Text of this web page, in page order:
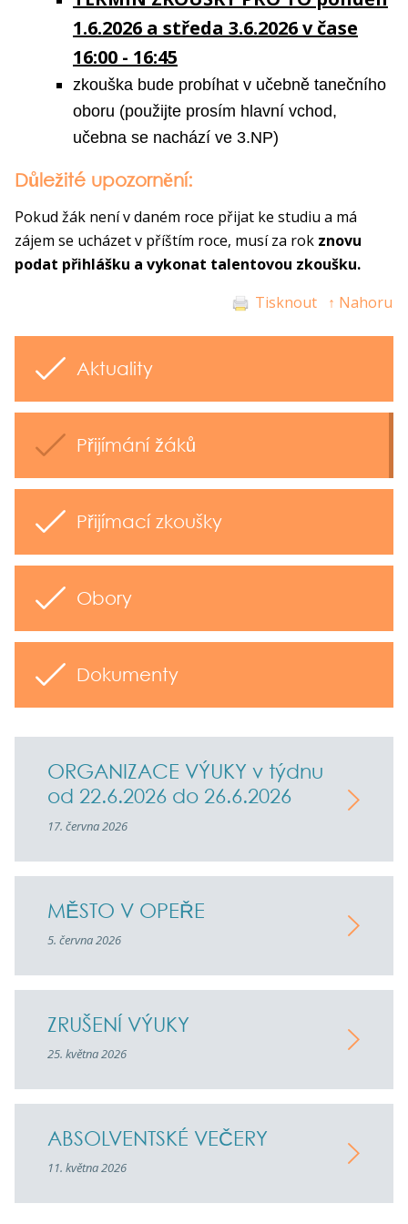
1.6.2026 a středa 3.6.2026 v čase
16:00 - 16:45
zkouška bude probíhat v učebně tanečního
oboru (použijte prosím hlavní vchod,
učebna se nachází ve 3.NP)
Důležité upozornění:
Pokud žák není v daném roce přijat ke studiu a má
zájem se ucházet v příštím roce, musí za rok znovu
podat přihlášku a vykonat talentovou zkoušku.
Tisknout
↑ Nahoru
Aktuality
Přijímání žáků
Přijímací zkoušky
Obory
Dokumenty
ORGANIZACE VÝUKY v týdnu
od 22.6.2026 do 26.6.2026
17. června 2026
MĚSTO V OPEŘE
5. června 2026
ZRUŠENÍ VÝUKY
25. května 2026
ABSOLVENTSKÉ VEČERY
11. května 2026